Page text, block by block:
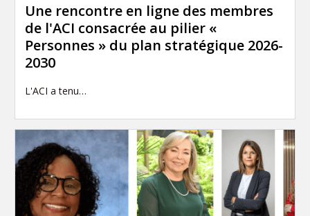
Une rencontre en ligne des membres
de l'ACI consacrée au pilier «
Personnes » du plan stratégique 2026-
2030
L'ACI a tenu…